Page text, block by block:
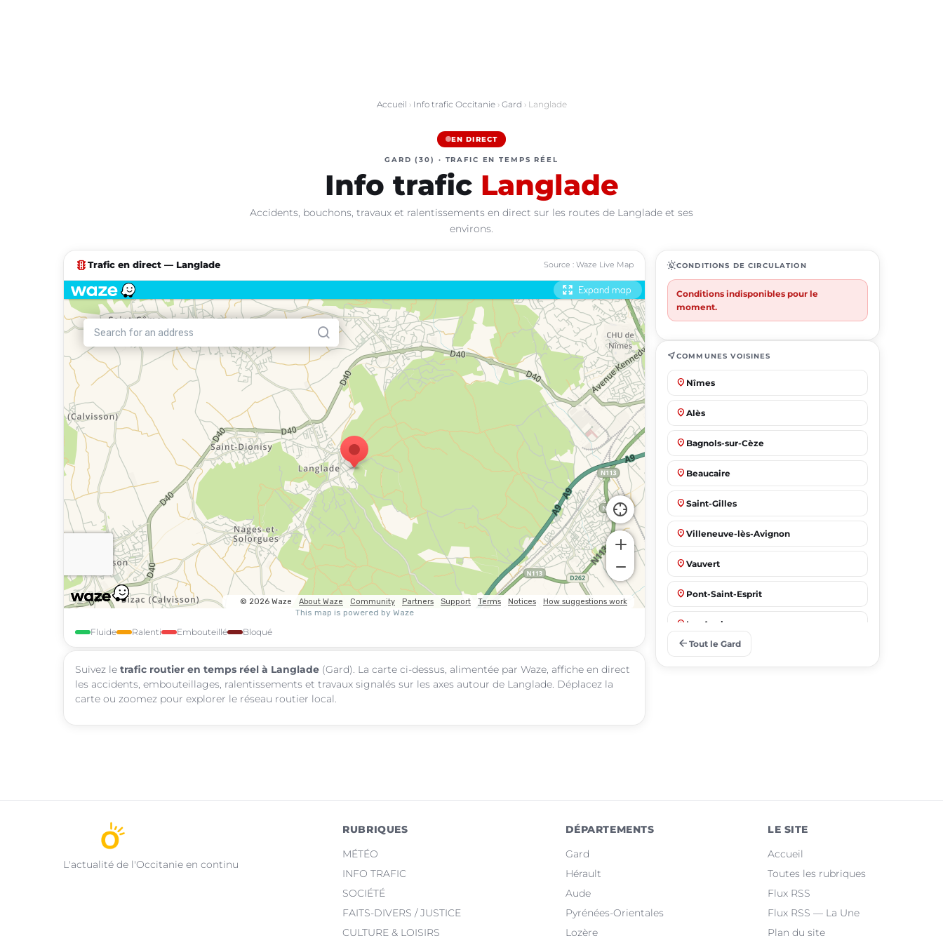
Accueil › Info trafic Occitanie› Gard › Langlade
EN DIRECT
GARD (30) · TRAFIC EN TEMPS RÉEL
Info trafic Langlade
Accidents, bouchons, travaux et ralentissements en direct sur les routes de Langlade et ses
environs.
traffic Trafic en direct — Langlade Source : Waze Live Map
Fluide Ralenti Embouteillé Bloqué
Suivez le trafic routier en temps réel à Langlade (Gard). La carte ci-dessus, alimentée par Waze, affiche en direct
les accidents, embouteillages, ralentissements et travaux signalés sur les axes autour de Langlade. Déplacez la
carte ou zoomez pour explorer le réseau routier local.
routineCONDITIONS DE CIRCULATION
Conditions indisponibles pour le
moment.
near_meCOMMUNES VOISINES
place Nîmes
place Alès
place Bagnols-sur-Cèze
place Beaucaire
place Saint-Gilles
place Villeneuve-lès-Avignon
place Vauvert
place Pont-Saint-Esprit
place Les Angles
Saint-Christol-lez-Alès
arrow_back Tout le Gard
L'actualité de l'Occitanie en continu
RUBRIQUES
MÉTÉO
INFO TRAFIC
SOCIÉTÉ
FAITS-DIVERS / JUSTICE
CULTURE & LOISIRS
DÉPARTEMENTS
Gard
Hérault
Aude
Pyrénées-Orientales
Lozère
LE SITE
Accueil
Toutes les rubriques
Flux RSS
Flux RSS — La Une
Plan du site